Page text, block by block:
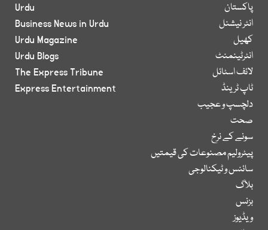
پاکستان
انٹر نیشنل
کھیل
انٹرٹینمنٹ
لائف اسٹائل
ٹاپ ٹرینڈ
دلچسپ و عجیب
صحت
سونے کے نرخ
پیٹرولیم مصنوعات کی قیمتیں
سائنس و ٹیکنالوجی
بلاگ
بزنس
ویڈیوز
Urdu
Business News in Urdu
Urdu Magazine
Urdu Blogs
The Express Tribune
Express Entertainment